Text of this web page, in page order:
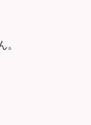
。